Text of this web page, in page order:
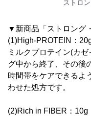
ストロ
▼新商品「ストロング
(1)High-PROTEIN：
ミルクプロテイン(カ
グ中から終了、その後
時間帯をケアできるよ
わせた処方です。
(2)Rich in FIBER：10g